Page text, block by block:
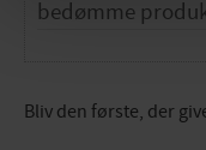
Bliv den første, der